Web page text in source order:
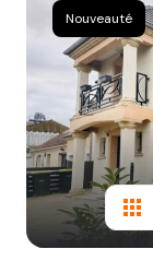
NOTRE
AGENCE
CONTACT
Nouveauté